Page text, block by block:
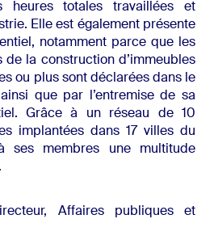
totales travaillées et
Elle est également présente
notamment parce que les
de la construction d’immeubles
ou plus sont déclarées dans le
que par l’entremise de sa
Grâce à un réseau de 10
implantées dans 17 villes du
ses membres une multitude
Affaires publiques et